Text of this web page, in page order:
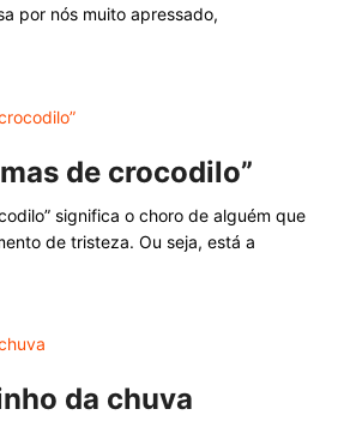
por nós muito apressado,
de crocodilo”
significa o choro de alguém que
de tristeza. Ou seja, está a
da chuva